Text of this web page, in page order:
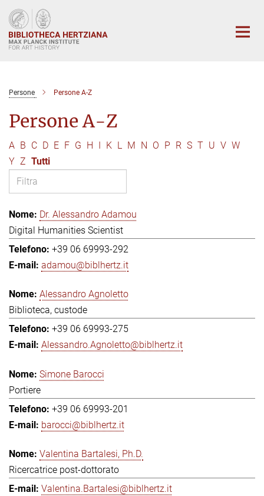
Main-
Content
Persone Persone A-Z
Persone A-Z
A B C D E F G H I K L M N O P R S T U V W
Y Z Tutti
Dr. Alessandro Adamou
Digital Humanities Scientist
+39 06 69993-292
adamou@biblhertz.it
Alessandro Agnoletto
Biblioteca, custode
+39 06 69993-275
Alessandro.Agnoletto@biblhertz.it
Simone Barocci
Portiere
+39 06 69993-201
barocci@biblhertz.it
Valentina Bartalesi, Ph.D.
Ricercatrice post-dottorato
Valentina.Bartalesi@biblhertz.it